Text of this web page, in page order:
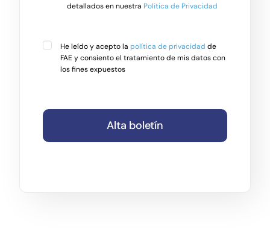
detallados en nuestra Política de Privacidad
He leído y acepto la política de privacidad de
FAE y consiento el tratamiento de mis datos con
los fines expuestos
Alta boletín